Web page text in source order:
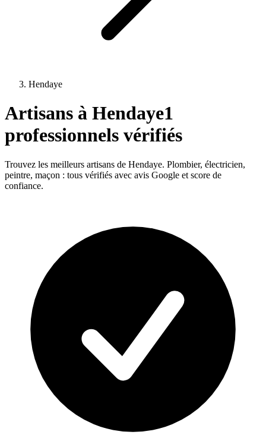
Hendaye
Artisans à Hendaye1
professionnels vérifiés
Trouvez les meilleurs artisans de Hendaye. Plombier, électricien,
peintre, maçon : tous vérifiés avec avis Google et score de
confiance.